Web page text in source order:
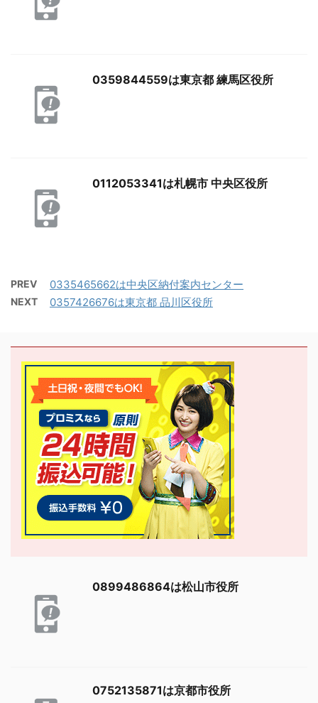
0359844559は東京都 練馬区役所
0112053341は札幌市 中央区役所
PREV 0335465662は中央区納付案内センター
NEXT 0357426676は東京都 品川区役所
0899486864は松山市役所
0752135871は京都市役所